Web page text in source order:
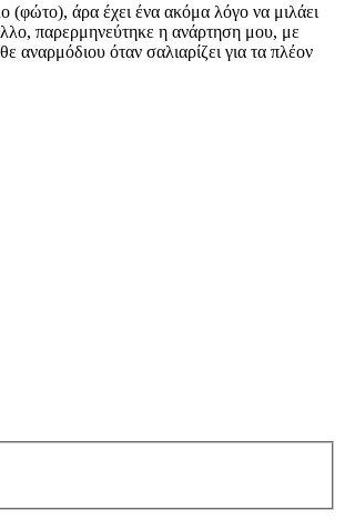
(φώτο), άρα έχει ένα ακόμα λόγο να μιλάει
παρερμηνεύτηκε η ανάρτηση μου, με
αναρμόδιου όταν σαλιαρίζει για τα πλέον